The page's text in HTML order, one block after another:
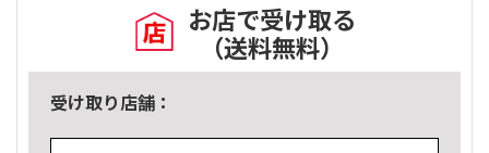
お店で受け取る
（送料無料）
受け取り店舗：